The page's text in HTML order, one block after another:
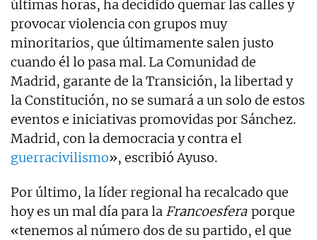
últimas horas, ha decidido quemar las calles y
provocar violencia con grupos muy
minoritarios, que últimamente salen justo
cuando él lo pasa mal. La Comunidad de
Madrid, garante de la Transición, la libertad y
la Constitución, no se sumará a un solo de estos
eventos e iniciativas promovidas por Sánchez.
Madrid, con la democracia y contra el
guerracivilismo», escribió Ayuso.
Por último, la líder regional ha recalcado que
hoy es un mal día para la Francoesfera porque
«tenemos al número dos de su partido, el que